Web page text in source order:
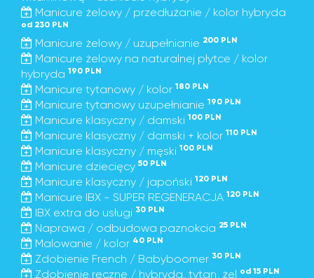
Manicure żelowy / przedłużanie / kolor hybryda
od 230 PLN
Manicure żelowy / uzupełnianie 200 PLN
Manicure żelowy na naturalnej płytce / kolor
hybryda 190 PLN
Manicure tytanowy / kolor 180 PLN
Manicure tytanowy uzupełnianie 190 PLN
Manicure klasyczny / damski 100 PLN
Manicure klasyczny / damski + kolor 110 PLN
Manicure klasyczny / męski 100 PLN
Manicure dziecięcy 50 PLN
Manicure klasyczny / japoński 120 PLN
Manicure IBX - SUPER REGENERACJA 120 PLN
IBX extra do usługi 30 PLN
Naprawa / odbudowa paznokcia 25 PLN
Malowanie / kolor 40 PLN
Zdobienie French / Babyboomer 30 PLN
Zdobienie ręczne / hybryda, tytan, żel od 15 PLN